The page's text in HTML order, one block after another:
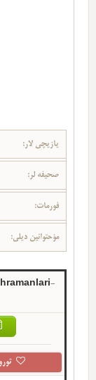
یازیچی لار:
صحیفه لر:
فورمات:
مؤحتوانین دیلی: